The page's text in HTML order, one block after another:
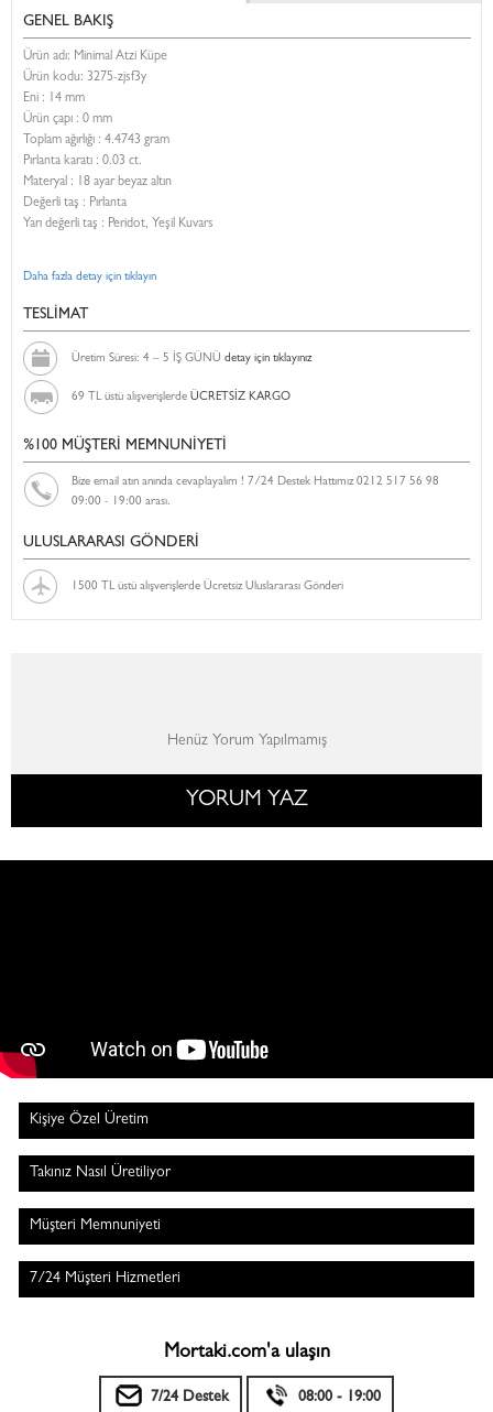
GENEL BAKIŞ
Ürün adı: Minimal Atzi Küpe
Ürün kodu: 3275-zjsf3y
Eni : 14 mm
Ürün çapı : 0 mm
Toplam ağırlığı : 4.4743 gram
Pırlanta karatı : 0.03 ct.
Materyal : 18 ayar beyaz altın
Değerli taş : Pırlanta
Yarı değerli taş : Peridot, Yeşil Kuvars
Daha fazla detay için tıklayın
TESLİMAT
Üretim Süresi: 4 – 5 İŞ GÜNÜ detay için tıklayınız
69 TL üstü alışverişlerde ÜCRETSİZ KARGO
%100 MÜŞTERİ MEMNUNİYETİ
Bize email atın anında cevaplayalım ! 7/24 Destek Hattımız 0212 517 56 98
09:00 - 19:00 arası.
ULUSLARARASI GÖNDERİ
1500 TL üstü alışverişlerde Ücretsiz Uluslararası Gönderi
Henüz Yorum Yapılmamış
YORUM YAZ
Kişiye Özel Üretim
Takınız Nasıl Üretiliyor
Müşteri Memnuniyeti
7/24 Müşteri Hizmetleri
Mortaki.com'a ulaşın
7/24 Destek 08:00 - 19:00